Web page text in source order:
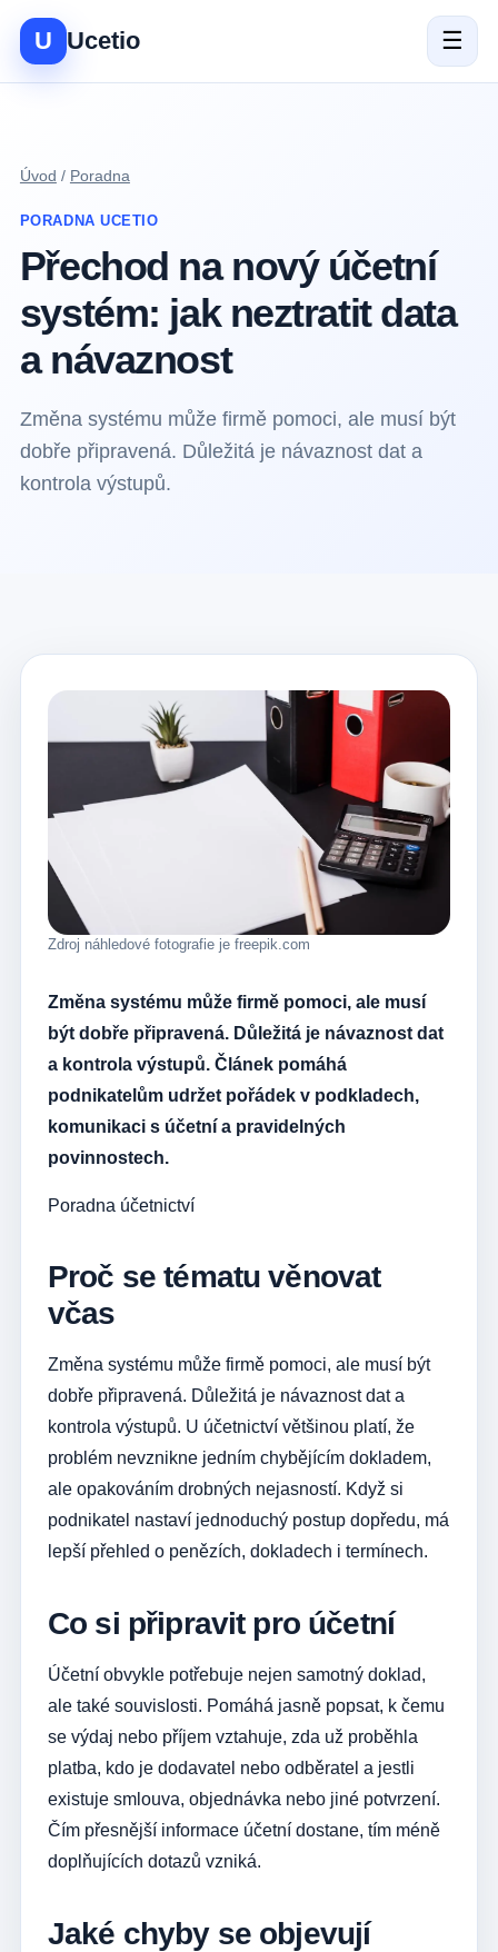
U Ucetio ☰
Úvod / Poradna
PORADNA UCETIO
Přechod na nový účetní
systém: jak neztratit data
a návaznost
Změna systému může firmě pomoci, ale musí být
dobře připravená. Důležitá je návaznost dat a
kontrola výstupů.
Zdroj náhledové fotografie je freepik.com
Změna systému může firmě pomoci, ale musí
být dobře připravená. Důležitá je návaznost dat
a kontrola výstupů. Článek pomáhá
podnikatelům udržet pořádek v podkladech,
komunikaci s účetní a pravidelných
povinnostech.
Poradna účetnictví
Proč se tématu věnovat
včas
Změna systému může firmě pomoci, ale musí být
dobře připravená. Důležitá je návaznost dat a
kontrola výstupů. U účetnictví většinou platí, že
problém nevznikne jedním chybějícím dokladem,
ale opakováním drobných nejasností. Když si
podnikatel nastaví jednoduchý postup dopředu, má
lepší přehled o penězích, dokladech i termínech.
Co si připravit pro účetní
Účetní obvykle potřebuje nejen samotný doklad,
ale také souvislosti. Pomáhá jasně popsat, k čemu
se výdaj nebo příjem vztahuje, zda už proběhla
platba, kdo je dodavatel nebo odběratel a jestli
existuje smlouva, objednávka nebo jiné potvrzení.
Čím přesnější informace účetní dostane, tím méně
doplňujících dotazů vzniká.
Jaké chyby se objevují